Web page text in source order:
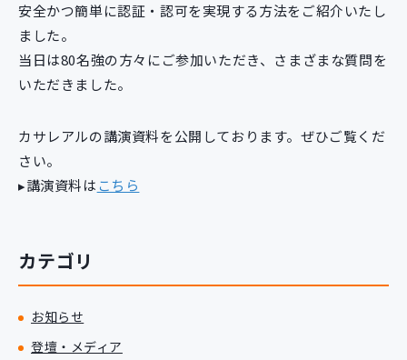
安全かつ簡単に認証・認可を実現する方法をご紹介いたし
ました。
当日は80名強の方々にご参加いただき、さまざまな質問を
いただきました。
カサレアルの講演資料を公開しております。ぜひご覧くだ
さい。
▸講演資料はこちら
カテゴリ
お知らせ
登壇・メディア